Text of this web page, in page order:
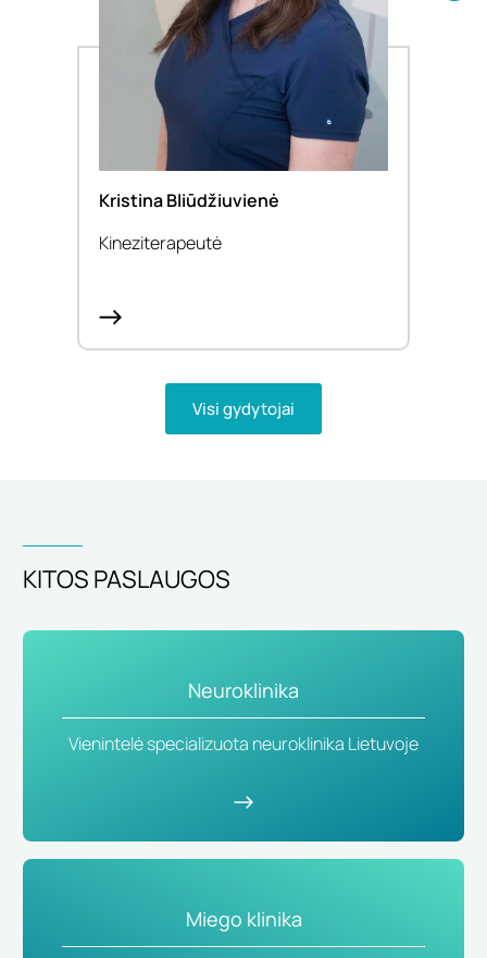
Kristina Bliūdžiuvienė
Kineziterapeutė
Visi gydytojai
KITOS PASLAUGOS
Neuroklinika
Vienintelė specializuota neuroklinika Lietuvoje
Miego klinika